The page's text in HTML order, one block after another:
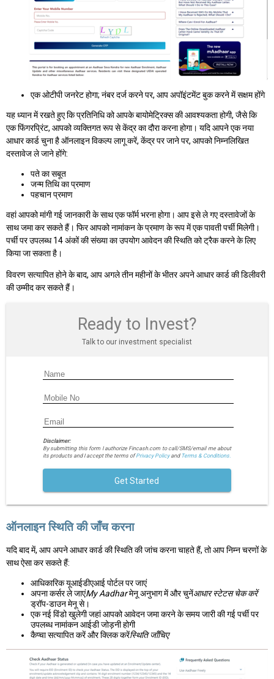
एक ओटीपी जनरेट होगा; नंबर दर्ज करने पर, आप अपॉइंटमेंट बुक करने में सक्षम होंगे
यह ध्यान में रखते हुए कि प्रतिनिधि को आपके बायोमेट्रिक्स की आवश्यकता होगी, जैसे कि
एक फिंगरप्रिंट, आपको व्यक्तिगत रूप से केंद्र का दौरा करना होगा। यदि आपने एक नया
आधार कार्ड चुना है ऑनलाइन विकल्प लागू करें, केंद्र पर जाने पर, आपको निम्नलिखित
दस्तावेज ले जाने होंगे:
पते का सबूत
जन्म तिथि का प्रमाण
पहचान प्रमाण
वहां आपको मांगी गई जानकारी के साथ एक फॉर्म भरना होगा। आप इसे ले गए दस्तावेजों के
साथ जमा कर सकते हैं। फिर आपको नामांकन के प्रमाण के रूप में एक पावती पर्ची मिलेगी।
पर्ची पर उपलब्ध 14 अंकों की संख्या का उपयोग आवेदन की स्थिति को ट्रैक करने के लिए
किया जा सकता है।
विवरण सत्यापित होने के बाद, आप अगले तीन महीनों के भीतर अपने आधार कार्ड की डिलीवरी
की उम्मीद कर सकते हैं।
Ready to Invest?
Talk to our investment specialist
Disclaimer:
By submitting this form I authorize Fincash.com to call/SMS/email me about
its products and I accept the terms ofPrivacy Policyand Terms & Conditions.
Get Started
ऑनलाइन स्थिति की जाँच करना
यदि बाद में, आप अपने आधार कार्ड की स्थिति की जांच करना चाहते हैं, तो आप निम्न चरणों के
साथ ऐसा कर सकते हैं:
आधिकारिक यूआईडीएआई पोर्टल पर जाएं
अपना कर्सर ले जाएंMy Aadharमेनू अनुभाग में और चुनेंआधार स्टेटस चेक करें
ड्रॉप-डाउन मेनू से।
एक नई विंडो खुलेगी जहां आपको आवेदन जमा करने के समय जारी की गई पर्ची पर
उपलब्ध नामांकन आईडी जोड़नी होगी
कैप्चा सत्यापित करें और क्लिक करेंस्थिति जाँचिए